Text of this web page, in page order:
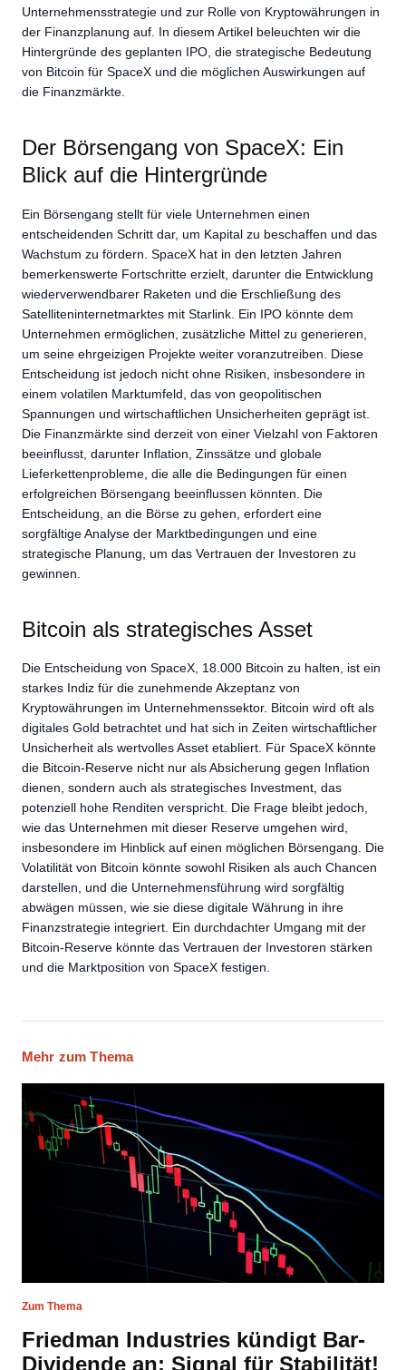
Unternehmensstrategie und zur Rolle von Kryptowährungen in
der Finanzplanung auf. In diesem Artikel beleuchten wir die
Hintergründe des geplanten IPO, die strategische Bedeutung
von Bitcoin für SpaceX und die möglichen Auswirkungen auf
die Finanzmärkte.
Der Börsengang von SpaceX: Ein
Blick auf die Hintergründe
Ein Börsengang stellt für viele Unternehmen einen
entscheidenden Schritt dar, um Kapital zu beschaffen und das
Wachstum zu fördern. SpaceX hat in den letzten Jahren
bemerkenswerte Fortschritte erzielt, darunter die Entwicklung
wiederverwendbarer Raketen und die Erschließung des
Satelliteninternetmarktes mit Starlink. Ein IPO könnte dem
Unternehmen ermöglichen, zusätzliche Mittel zu generieren,
um seine ehrgeizigen Projekte weiter voranzutreiben. Diese
Entscheidung ist jedoch nicht ohne Risiken, insbesondere in
einem volatilen Marktumfeld, das von geopolitischen
Spannungen und wirtschaftlichen Unsicherheiten geprägt ist.
Die Finanzmärkte sind derzeit von einer Vielzahl von Faktoren
beeinflusst, darunter Inflation, Zinssätze und globale
Lieferkettenprobleme, die alle die Bedingungen für einen
erfolgreichen Börsengang beeinflussen könnten. Die
Entscheidung, an die Börse zu gehen, erfordert eine
sorgfältige Analyse der Marktbedingungen und eine
strategische Planung, um das Vertrauen der Investoren zu
gewinnen.
Bitcoin als strategisches Asset
Die Entscheidung von SpaceX, 18.000 Bitcoin zu halten, ist ein
starkes Indiz für die zunehmende Akzeptanz von
Kryptowährungen im Unternehmenssektor. Bitcoin wird oft als
digitales Gold betrachtet und hat sich in Zeiten wirtschaftlicher
Unsicherheit als wertvolles Asset etabliert. Für SpaceX könnte
die Bitcoin-Reserve nicht nur als Absicherung gegen Inflation
dienen, sondern auch als strategisches Investment, das
potenziell hohe Renditen verspricht. Die Frage bleibt jedoch,
wie das Unternehmen mit dieser Reserve umgehen wird,
insbesondere im Hinblick auf einen möglichen Börsengang. Die
Volatilität von Bitcoin könnte sowohl Risiken als auch Chancen
darstellen, und die Unternehmensführung wird sorgfältig
abwägen müssen, wie sie diese digitale Währung in ihre
Finanzstrategie integriert. Ein durchdachter Umgang mit der
Bitcoin-Reserve könnte das Vertrauen der Investoren stärken
und die Marktposition von SpaceX festigen.
Mehr zum Thema
Zum Thema
Friedman Industries kündigt Bar-
Dividende an: Signal für Stabilität!